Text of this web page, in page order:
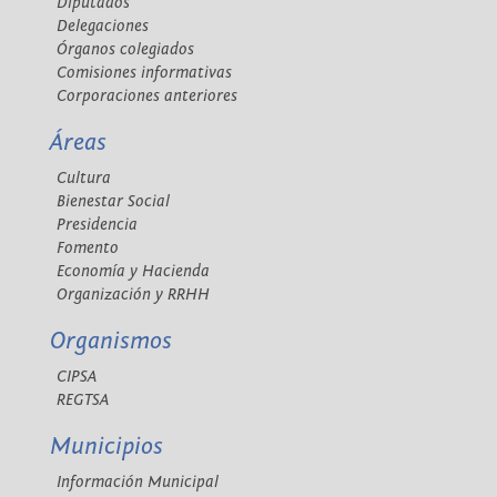
Delegaciones
Órganos colegiados
Comisiones informativas
Corporaciones anteriores
Áreas
Cultura
Bienestar Social
Presidencia
Fomento
Economía y Hacienda
Organización y RRHH
Organismos
CIPSA
REGTSA
Municipios
Información Municipal